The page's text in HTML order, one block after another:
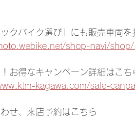
ックバイク選び」にも販売車両
shop-navi/
お得なキャンペーン詳細はこ
kagawa.com/sale-
せ、来店予約はこちら